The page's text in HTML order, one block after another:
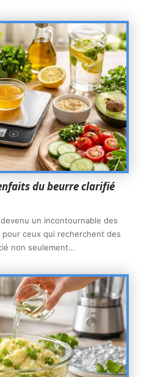
du beurre clarifié
un incontournable des
ceux qui recherchent des
non seulement…